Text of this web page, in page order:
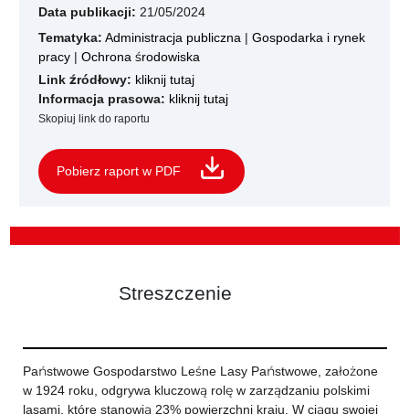
Data publikacji: 21/05/2024
Tematyka: Administracja publiczna | Gospodarka i rynek
pracy | Ochrona środowiska
Link źródłowy: kliknij tutaj
Informacja prasowa: kliknij tutaj
Skopiuj link do raportu
Pobierz raport w PDF
Streszczenie
Państwowe Gospodarstwo Leśne Lasy Państwowe, założone
w 1924 roku, odgrywa kluczową rolę w zarządzaniu polskimi
lasami, które stanowią 23% powierzchni kraju. W ciągu swojej